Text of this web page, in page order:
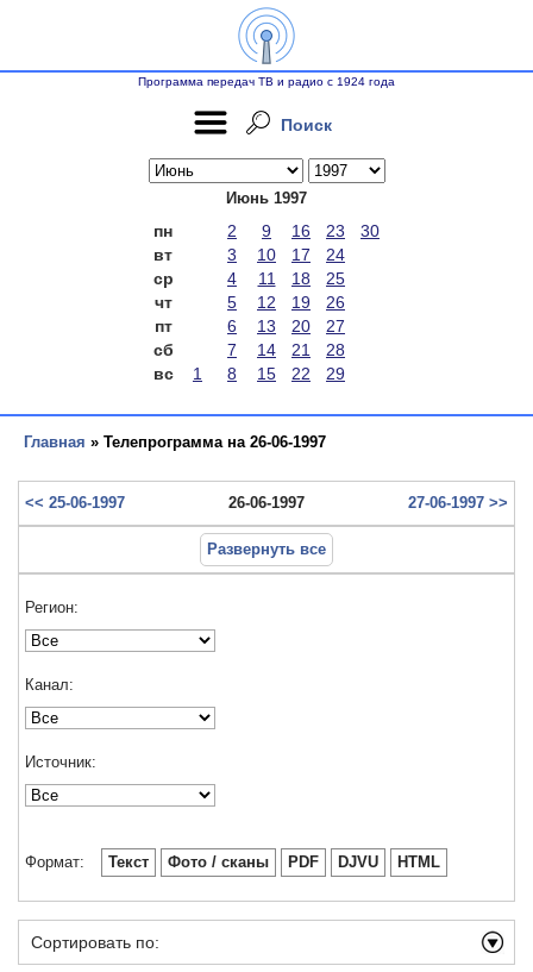
Программа передач ТВ и радио с 1924 года
Поиск
Июнь 1997
пн 2 9 16 23
30
вт
3 10 17
24
ср
4 11 18
25
чт
5 12 19
26
пт
6 13 20
27
сб
7 14 21
28
вс
1 8 15 22 29
Главная » Телепрограмма на 26-06-1997
<< 25-06-1997 26-06-1997 27-06-1997 >>
Развернуть все
Регион:
Канал:
Источник:
Формат: Текст Фото / сканы PDF DJVU HTML
Сортировать по: